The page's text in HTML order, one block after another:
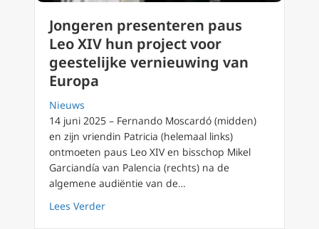
Jongeren presenteren paus
Leo XIV hun project voor
geestelijke vernieuwing van
Europa
Nieuws
14 juni 2025 – Fernando Moscardó (midden)
en zijn vriendin Patricia (helemaal links)
ontmoeten paus Leo XIV en bisschop Mikel
Garciandía van Palencia (rechts) na de
algemene audiëntie van de…
Lees Verderabout Jongeren presenteren paus Leo XIV